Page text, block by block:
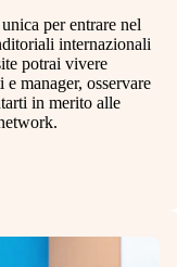
per entrare nel
internazionali
potrai vivere
manager, osservare
in merito alle